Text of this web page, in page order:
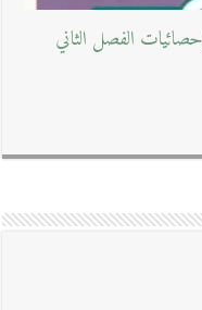
الفصل الثاني